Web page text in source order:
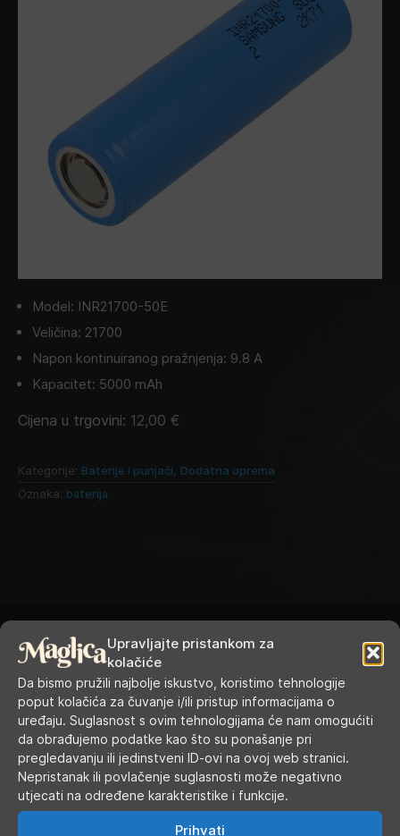
Upravljajte pristankom za
kolačiće
Da bismo pružili najbolje iskustvo, koristimo tehnologije
poput kolačića za čuvanje i/ili pristup informacijama o
uređaju. Suglasnost s ovim tehnologijama će nam omogućiti
da obrađujemo podatke kao što su ponašanje pri
pregledavanju ili jedinstveni ID-ovi na ovoj web stranici.
Nepristanak ili povlačenje suglasnosti može negativno
utjecati na određene karakteristike i funkcije.
Prihvati
Model: INR21700-50E
Veličina: 21700
Napon kontinuiranog pražnjenja: 9.8 A
Kapacitet: 5000 mAh
Cijena u trgovini: 12,00 €
Kategorije: Baterije i punjači Dodatna oprema
Oznaka: baterija
RADNO VRIJEME
Ponedjeljak 9.00 - 19.00
Utorak 9.00 - 16.00